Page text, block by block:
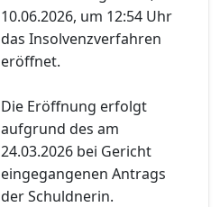
10.06.2026, um 12:54 Uhr
das Insolvenzverfahren
eröffnet.
Die Eröffnung erfolgt
aufgrund des am
24.03.2026 bei Gericht
eingegangenen Antrags
der Schuldnerin.